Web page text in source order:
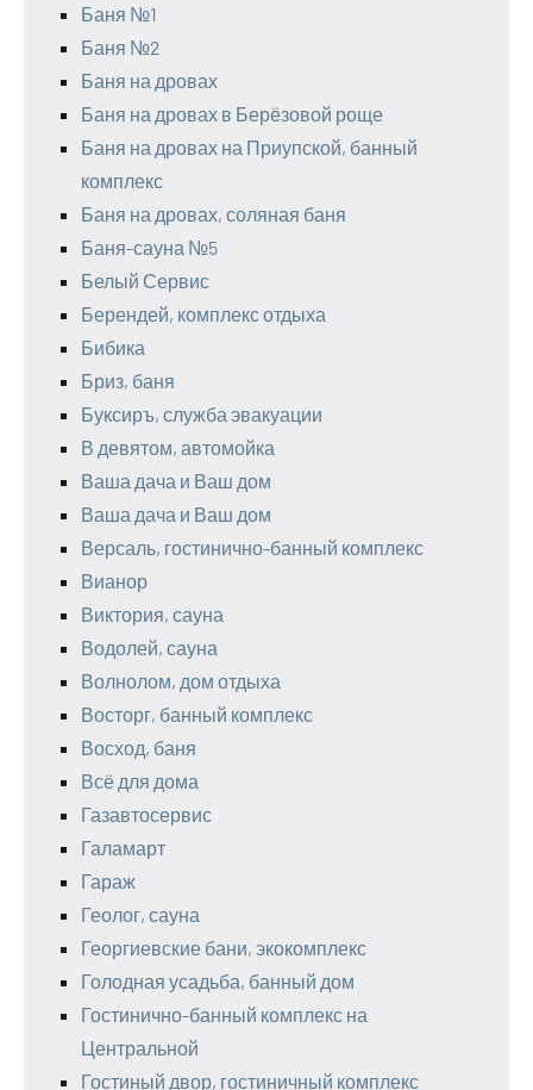
Баня №1
Баня №2
Баня на дровах
Баня на дровах в Берёзовой роще
Баня на дровах на Приупской, банный
комплекс
Баня на дровах, соляная баня
Баня-сауна №5
Белый Сервис
Берендей, комплекс отдыха
Бибика
Бриз, баня
Буксиръ, служба эвакуации
В девятом, автомойка
Ваша дача и Ваш дом
Ваша дача и Ваш дом
Версаль, гостинично-банный комплекс
Вианор
Виктория, сауна
Водолей, сауна
Волнолом, дом отдыха
Восторг, банный комплекс
Восход, баня
Всё для дома
Газавтосервис
Галамарт
Гараж
Геолог, сауна
Георгиевские бани, экокомплекс
Голодная усадьба, банный дом
Гостинично-банный комплекс на
Центральной
Гостиный двор, гостиничный комплекс